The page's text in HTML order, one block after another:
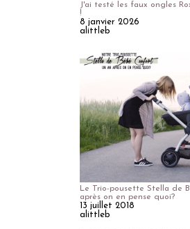
J'ai testé les faux ongles
!
8 janvier 2026
alittleb
Le Trio-pousette Stella de
après on en pense quoi?
13 juillet 2018
alittleb